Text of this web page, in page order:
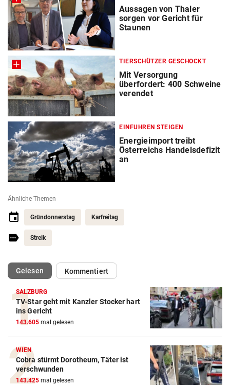
Aussagen von Thaler
sorgen vor Gericht für
Staunen
TIERSCHÜTZER GESCHOCKT
Mit Versorgung
überfordert: 400 Schweine
verendet
EINFUHREN STEIGEN
Energieimport treibt
Österreichs Handelsdefizit
an
Ähnliche Themen
Gründonnerstag Karfreitag
Streik
Gelesen(ausgewählt)Kommentiert
SALZBURG
TV-Star geht mit Kanzler Stocker hart
ins Gericht
143.605 mal gelesen
WIEN
Cobra stürmt Dorotheum, Täter ist
verschwunden
143.425 mal gelesen